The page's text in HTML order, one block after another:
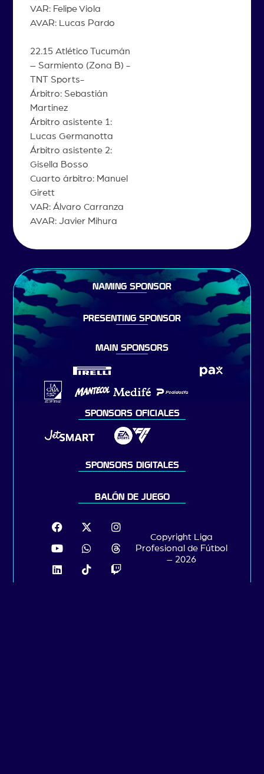
VAR: Felipe Viola
AVAR: Lucas Pardo
22.15 Atlético Tucumán
– Sarmiento (Zona B) -
TNT Sports-
Árbitro: Sebastián
Martinez
Árbitro asistente 1:
Lucas Germanotta
Árbitro asistente 2:
Gisella Bosso
Cuarto árbitro: Manuel
Girett
VAR: Álvaro Carranza
AVAR: Javier Mihura
NAMING SPONSOR
PRESENTING SPONSOR
MAIN SPONSORS
SPONSORS OFICIALES
SPONSORS DIGITALES
BALÓN DE JUEGO
Copyright Liga
Profesional de Fútbol
– 2026